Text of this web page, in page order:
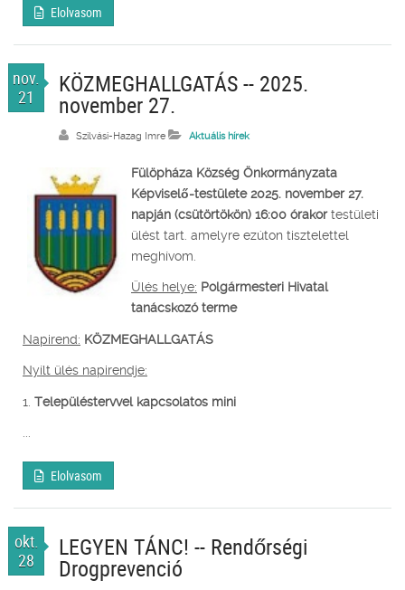
Elolvasom
nov.
21
KÖZMEGHALLGATÁS -- 2025.
november 27.
Szilvási-Hazag Imre Aktuális hírek
Fülöpháza Község Önkormányzata
Képviselő-testülete 2025. november 27.
napján (csütörtökön) 16:00 órakortestületi
ülést tart. amelyre ezúton tisztelettel
meghívom.
Ülés helye: Polgármesteri Hivatal
tanácskozó terme
Napirend: KÖZMEGHALLGATÁS
Nyílt ülés napirendje:
1. Településtervvel kapcsolatos mini
...
Elolvasom
okt.
28
LEGYEN TÁNC! -- Rendőrségi
Drogprevenció